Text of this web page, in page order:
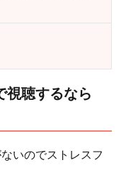
視聴するなら
いのでストレスフ